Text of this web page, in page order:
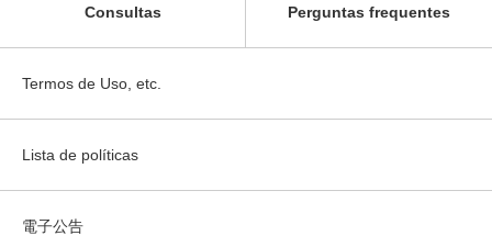
Consultas Perguntas frequentes
Termos de Uso, etc.
Lista de políticas
電子公告